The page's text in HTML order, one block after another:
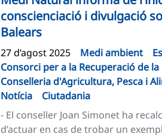
conscienciació i divulgació
Balears
27 d’agost 2025 Medi ambient
Consorci per a la Recuperació de la
Conselleria d'Agricultura, Pesca i
Notícia
Ciutadania
- El conseller Joan Simonet ha
d’actuar en cas de trobar un